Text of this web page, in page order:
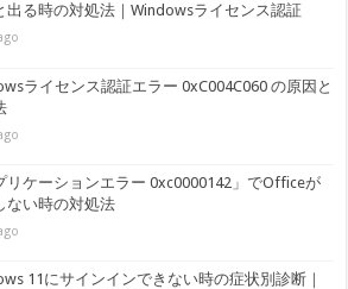
出る時の対処法｜Windowsライセンス認証
ライセンス認証エラー 0xC004C060 の原因と
リケーションエラー 0xc0000142」でOfficeが
ない時の対処法
11にサインインできない時の症状別診断｜